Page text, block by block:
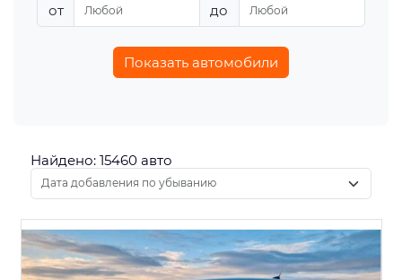
от до
Показать автомобили
Найдено: 15460 авто